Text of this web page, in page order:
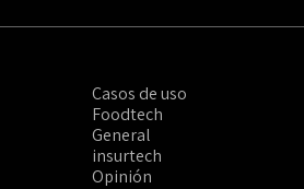
Casos de uso
Foodtech
General
insurtech
Opinión